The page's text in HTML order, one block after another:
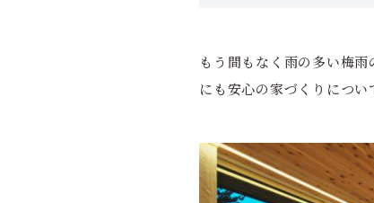
もう間もなく雨の多い梅
にも安心の家づくりについ